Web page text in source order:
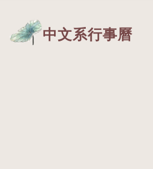
中文系行事曆